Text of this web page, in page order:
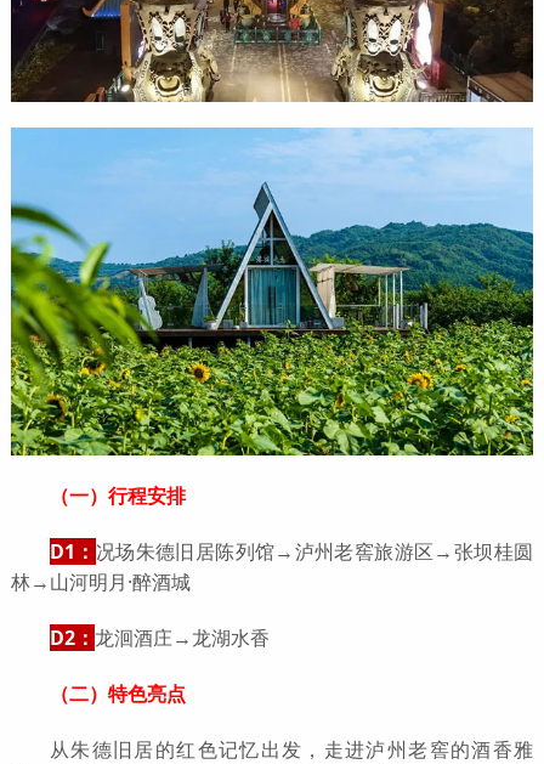
（一）行程安排
D1： 况场朱德旧居陈列馆→泸州老窖旅游区→张坝桂圆
林→山河明月·醉酒城
D2： 龙洄酒庄→龙湖水香
（二）特色亮点
从朱德旧居的红色记忆出发，走进泸州老窖的酒香雅